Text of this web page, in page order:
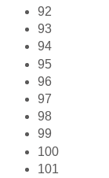
92
93
94
95
96
97
98
99
100
101